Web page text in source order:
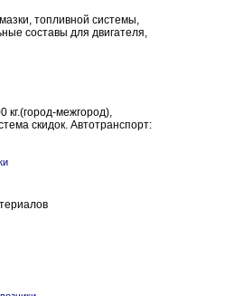
топливной системы,
составы для двигателя,
кг.(город-межгород),
скидок. Автотранспорт: